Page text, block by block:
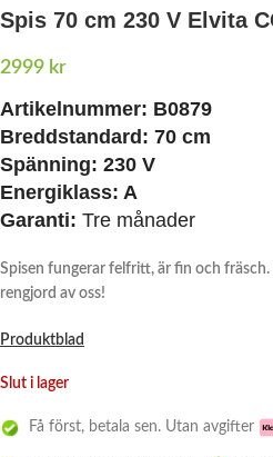
Spis 70 cm 230 V Elvita
2999 kr
Artikelnummer: B0879
Breddstandard: 70 cm
Spänning: 230 V
Energiklass: A
Garanti: Tre månader
Spisen fungerar felfritt, är fin och
rengjord av oss!
Produktblad
Slut i lager
Få först, betala sen. Utan avgifter